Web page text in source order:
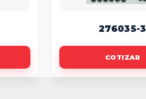
276035-3
COTIZAR